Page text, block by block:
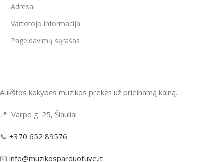
Adresai
Vartotojo informacija
Pageidavimų sąrašas
Aukštos kokybės muzikos prekės už prieinamą kainą.
📍 Varpo g. 25, Šiauliai
📞 +370 652 89576
📧 info@muzikosparduotuve.lt